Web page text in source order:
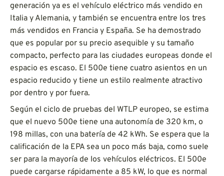
generación ya es el vehículo eléctrico más vendido en
Italia y Alemania, y también se encuentra entre los tres
más vendidos en Francia y España. Se ha demostrado
que es popular por su precio asequible y su tamaño
compacto, perfecto para las ciudades europeas donde el
espacio es escaso. El 500e tiene cuatro asientos en un
espacio reducido y tiene un estilo realmente atractivo
por dentro y por fuera.
Según el ciclo de pruebas del WTLP europeo, se estima
que el nuevo 500e tiene una autonomía de 320 km, o
198 millas, con una batería de 42 kWh. Se espera que la
calificación de la EPA sea un poco más baja, como suele
ser para la mayoría de los vehículos eléctricos. El 500e
puede cargarse rápidamente a 85 kW, lo que es normal